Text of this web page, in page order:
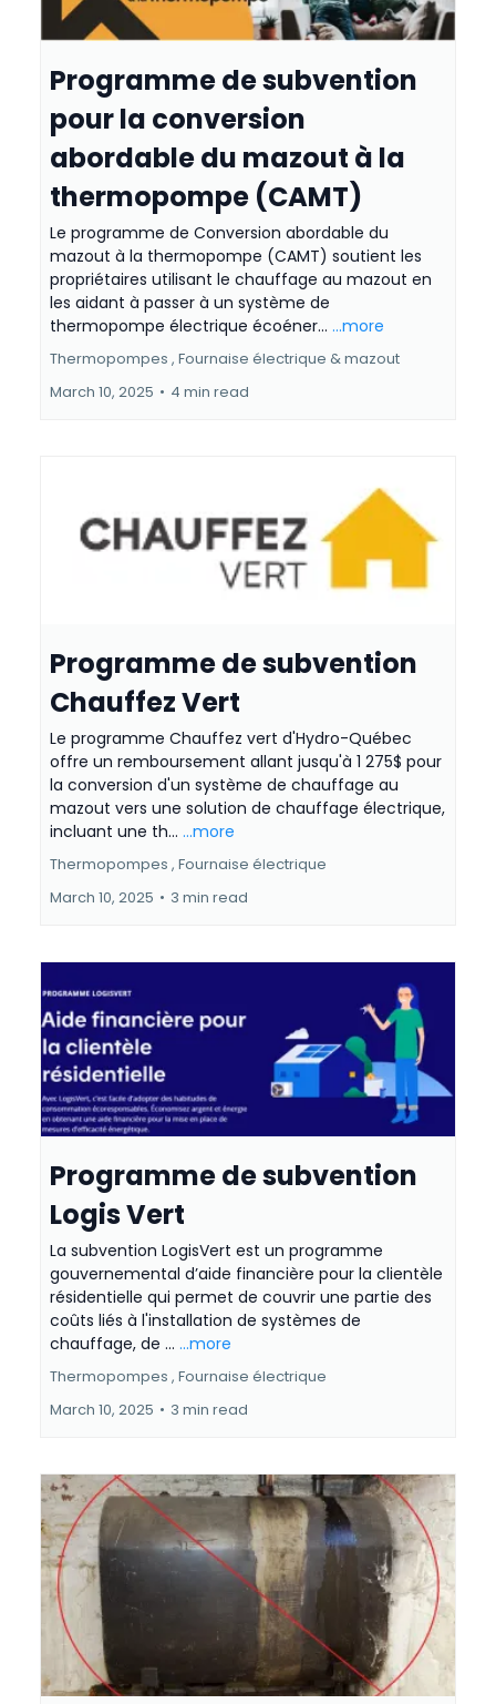
Programme de subvention
pour la conversion
abordable du mazout à la
thermopompe (CAMT)
Le programme de Conversion abordable du
mazout à la thermopompe (CAMT) soutient les
propriétaires utilisant le chauffage au mazout en
les aidant à passer à un système de
thermopompe électrique écoéner... ...more
Thermopompes , Fournaise électrique &mazout
March 10, 2025 • 4 min read
Programme de subvention
Chauffez Vert
Le programme Chauffez vert d'Hydro-Québec
offre un remboursement allant jusqu'à 1 275$ pour
la conversion d'un système de chauffage au
mazout vers une solution de chauffage électrique,
incluant une th... ...more
Thermopompes , Fournaise électrique
March 10, 2025 • 3 min read
Programme de subvention
Logis Vert
La subvention LogisVert est un programme
gouvernemental d’aide financière pour la clientèle
résidentielle qui permet de couvrir une partie des
coûts liés à l'installation de systèmes de
chauffage, de ... ...more
Thermopompes , Fournaise électrique
March 10, 2025 • 3 min read